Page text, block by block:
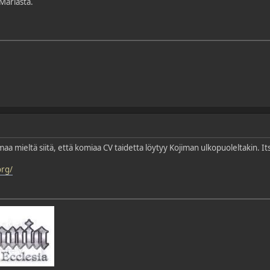
mieltä siitä, että komiaa CV taidetta löytyy Kojiman ulkopuoleltakin.